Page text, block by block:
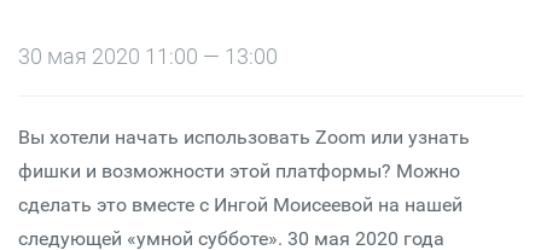
30 мая 2020 11:00 — 13:00
Вы хотели начать использовать Zoom или узнать
фишки и возможности этой платформы? Можно
сделать это вместе с Ингой Моисеевой на нашей
следующей «умной субботе». 30 мая 2020 года